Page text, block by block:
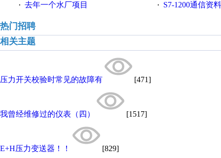
· 去年一个水厂项目 · S7-1200通信资
热门招聘
相关主题
压力开关校验时常见的故障有 [471]
我曾经维修过的仪表（四） [1517]
E+H压力变送器！！ [829]